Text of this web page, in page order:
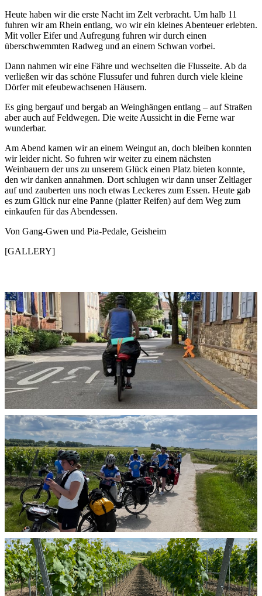
Heute haben wir die erste Nacht im Zelt verbracht. Um halb 11
fuhren wir am Rhein entlang, wo wir ein kleines Abenteuer erlebten.
Mit voller Eifer und Aufregung fuhren wir durch einen
überschwemmten Radweg und an einem Schwan vorbei.
Dann nahmen wir eine Fähre und wechselten die Flusseite. Ab da
verließen wir das schöne Flussufer und fuhren durch viele kleine
Dörfer mit efeubewachsenen Häusern.
Es ging bergauf und bergab an Weinghängen entlang – auf Straßen
aber auch auf Feldwegen. Die weite Aussicht in die Ferne war
wunderbar.
Am Abend kamen wir an einem Weingut an, doch bleiben konnten
wir leider nicht. So fuhren wir weiter zu einem nächsten
Weinbauern der uns zu unserem Glück einen Platz bieten konnte,
den wir danken annahmen. Dort schlugen wir dann unser Zeltlager
auf und zauberten uns noch etwas Leckeres zum Essen. Heute gab
es zum Glück nur eine Panne (platter Reifen) auf dem Weg zum
einkaufen für das Abendessen.
Von Gang-Gwen und Pia-Pedale, Geisheim
[GALLERY]